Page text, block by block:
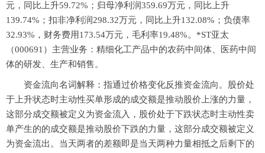
元，同比上升59.72%；归母净利润359.69万元，同比上升
139.74%；扣非净利润298.32万元，同比上升132.08%；负债率
32.93%，财务费用173.54万元，毛利率19.48%。*ST亚太
（000691）主营业务：精细化工产品中的农药中间体、医药中间
体的研发、生产和销售。
资金流向名词解释：指通过价格变化反推资金流向。股价处
于上升状态时主动性买单形成的成交额是推动股价上涨的力量，
这部分成交额被定义为资金流入，股价处于下跌状态时主动性卖
单产生的的成交额是推动股价下跌的力量，这部分成交额被定义
为资金流出。当天两者的差额即是当天两种力量相抵之后剩下的